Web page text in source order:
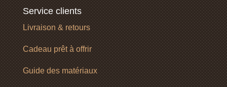
Service clients
Livraison & retours
Cadeau prêt à offrir
Guide des matériaux